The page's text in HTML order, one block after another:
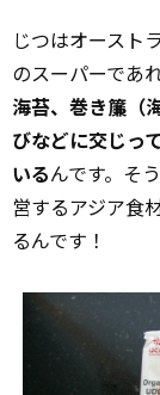
じつはオースト
のスーパーであ
海苔、巻き簾（
びなどに交じっ
いるんです。そ
営するアジア食
るんです！